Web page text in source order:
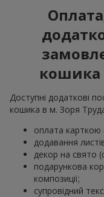
кошика
Доступні додаткові
кошика в м. Зоря
оплата карткою
додавання
декор на свято
подарункова
композиції;
супровідний